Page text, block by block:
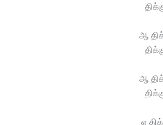
ஆ
ஆ
ஏ